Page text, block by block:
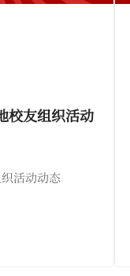
校友组织活动
活动动态